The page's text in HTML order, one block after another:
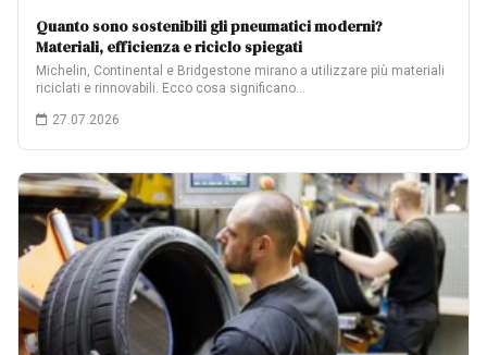
Quanto sono sostenibili gli pneumatici moderni?
Materiali, efficienza e riciclo spiegati
Michelin, Continental e Bridgestone mirano a utilizzare più materiali
riciclati e rinnovabili. Ecco cosa significano…
27.07.2026